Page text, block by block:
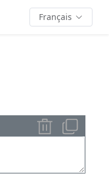
Français